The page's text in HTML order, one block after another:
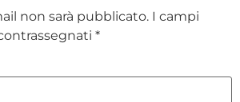
non sarà pubblicato. I campi
*